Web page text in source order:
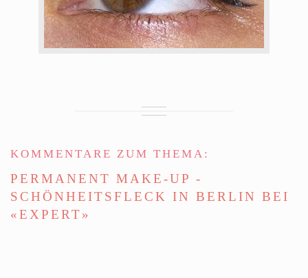
KOMMENTARE ZUM THEMA:
PERMANENT MAKE-UP -
SCHÖNHEITSFLECK IN BERLIN BEI
«EXPERT»